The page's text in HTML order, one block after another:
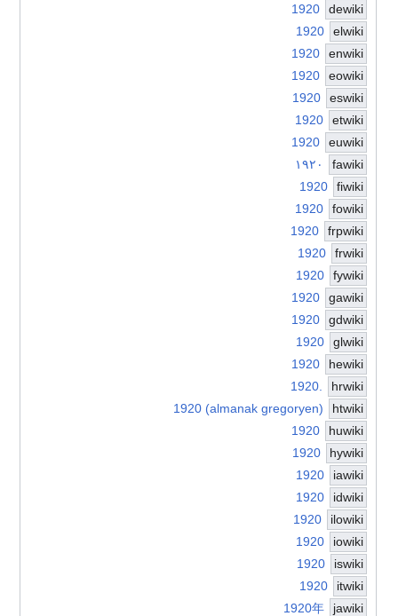
dewiki
1920
elwiki
1920
enwiki
1920
eowiki
1920
eswiki
1920
etwiki
1920
euwiki
1920
fawiki
۱۹۲۰
fiwiki
1920
fowiki
1920
frpwiki
1920
frwiki
1920
fywiki
1920
gawiki
1920
gdwiki
1920
glwiki
1920
hewiki
1920
hrwiki
1920.
htwiki
1920 (almanak gregoryen)
huwiki
1920
hywiki
1920
iawiki
1920
idwiki
1920
ilowiki
1920
iowiki
1920
iswiki
1920
itwiki
1920
jawiki
1920年